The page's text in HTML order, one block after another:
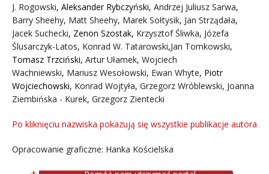
J. Rogowski, Aleksander Rybczyński, Andrzej Juliusz Sarwa,
Barry Sheehy, Matt Sheehy, Marek Sołtysik, Jan Strządała,
Jacek Suchecki, Zenon Szostak, Krzysztof Śliwka, Józefa
Ślusarczyk-Latos, Konrad W. Tatarowski,Jan Tomkowski,
Tomasz Trzciński, Artur Ułamek, Wojciech
Wachniewski, Mariusz Wesołowski, Ewan Whyte, Piotr
Wojciechowski, Konrad Wojtyła, Grzegorz Wróblewski, Joanna
Ziembińska - Kurek, Grzegorz Zientecki
Po kliknięciu nazwiska pokazują się wszystkie publikacje autora
Opracowanie graficzne: Hanka Kościelska